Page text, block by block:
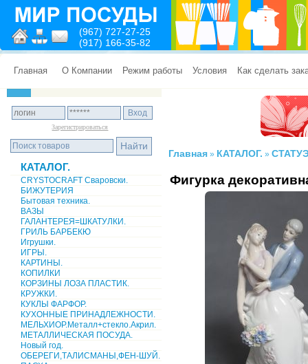
(967) 727-27-25
(917) 166-35-82
Главная О Компании Режим работы Условия Как сделать
Зарегистрироваться
КАТАЛОГ.
CRYSTOCRAFT Сваровски.
БИЖУТЕРИЯ
Бытовая техника.
ВАЗЫ
ГАЛАНТЕРЕЯ=ШКАТУЛКИ.
ГРИЛЬ БАРБЕКЮ
Игрушки.
ИГРЫ.
КАРТИНЫ.
КОПИЛКИ
КОРЗИНЫ ЛОЗА ПЛАСТИК.
КРУЖКИ.
КУКЛЫ ФАРФОР.
КУХОННЫЕ ПРИНАДЛЕЖНОСТИ.
МЕЛЬХИОР.Металл+стекло.Акрил.
МЕТАЛЛИЧЕСКАЯ ПОСУДА.
Новый год.
ОБЕРЕГИ,ТАЛИСМАНЫ,ФЕН-ШУЙ.
Главная » КАТАЛОГ. »
Фигурка